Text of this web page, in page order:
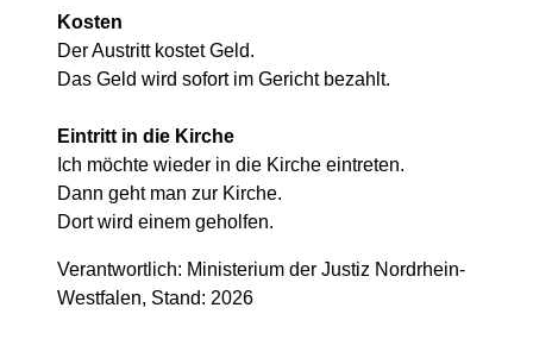
Kosten
Der Austritt kostet Geld.
Das Geld wird sofort im Gericht bezahlt.
Eintritt in die Kirche
Ich möchte wieder in die Kirche eintreten.
Dann geht man zur Kirche.
Dort wird einem geholfen.
Verantwortlich: Ministerium der Justiz Nordrhein-
Westfalen, Stand: 2026